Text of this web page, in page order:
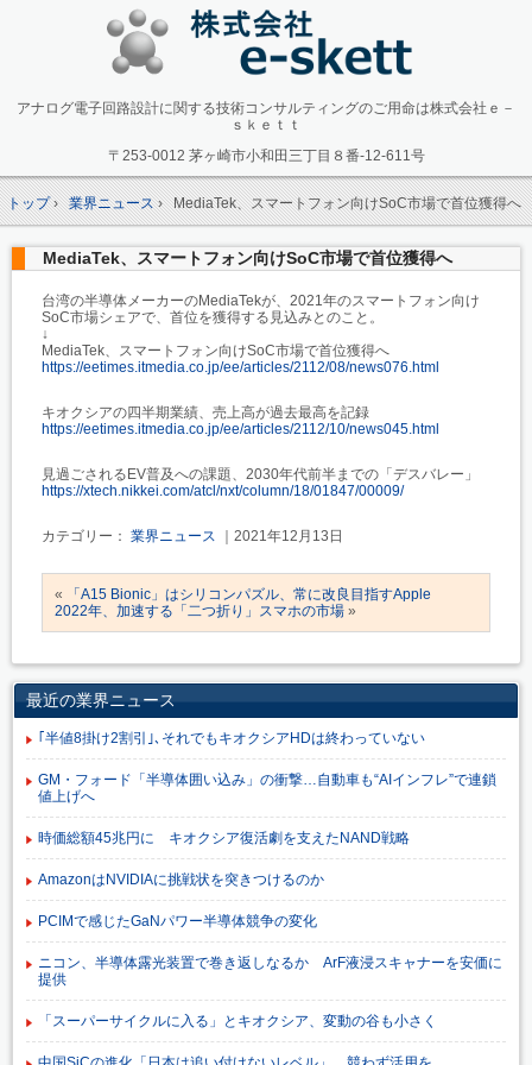
アナログ電子回路設計に関する技術コンサルティングのご用命は株式会社ｅ－
ｓｋｅｔｔ
〒253-0012 茅ヶ崎市小和田三丁目８番-12-611号
トップ› 業界ニュース› MediaTek、スマートフォン向けSoC市場で首位獲得へ
MediaTek、スマートフォン向けSoC市場で首位獲得へ
台湾の半導体メーカーのMediaTekが、2021年のスマートフォン向け
SoC市場シェアで、首位を獲得する見込みとのこと。
↓
MediaTek、スマートフォン向けSoC市場で首位獲得へ
https://eetimes.itmedia.co.jp/ee/articles/2112/08/news076.html
キオクシアの四半期業績、売上高が過去最高を記録
https://eetimes.itmedia.co.jp/ee/articles/2112/10/news045.html
見過ごされるEV普及への課題、2030年代前半までの「デスバレー」
https://xtech.nikkei.com/atcl/nxt/column/18/01847/00009/
カテゴリー： 業界ニュース ｜2021年12月13日
«
「A15 Bionic」はシリコンパズル、常に改良目指すApple
2022年、加速する「二つ折り」スマホの市場 »
最近の業界ニュース
｢半値8掛け2割引｣､それでもキオクシアHDは終わっていない
GM・フォード「半導体囲い込み」の衝撃…自動車も“AIインフレ”で連鎖
値上げへ
時価総額45兆円に キオクシア復活劇を支えたNAND戦略
AmazonはNVIDIAに挑戦状を突きつけるのか
PCIMで感じたGaNパワー半導体競争の変化
ニコン、半導体露光装置で巻き返しなるか ArF液浸スキャナーを安価に
提供
「スーパーサイクルに入る」とキオクシア、変動の谷も小さく